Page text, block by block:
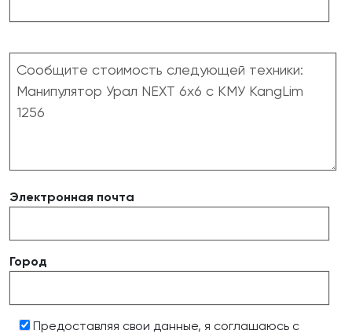
Электронная почта
Город
Предоставляя свои данные, я соглашаюсь с